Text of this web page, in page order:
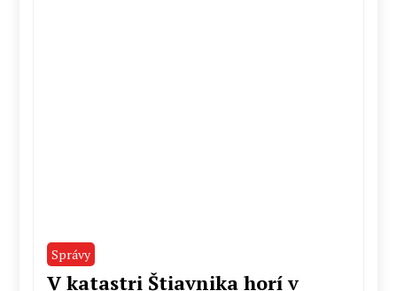
Správy
V katastri Štiavnika horí v